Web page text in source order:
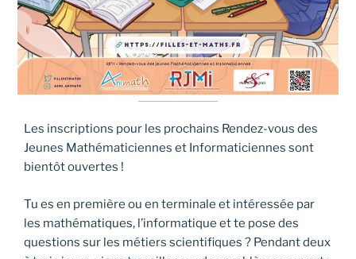
Les inscriptions pour les prochains Rendez-vous des
Jeunes Mathématiciennes et Informaticiennes sont
bientôt ouvertes !
Tu es en première ou en terminale et intéressée par
les mathématiques, l’informatique et te pose des
questions sur les métiers scientifiques ? Pendant deux